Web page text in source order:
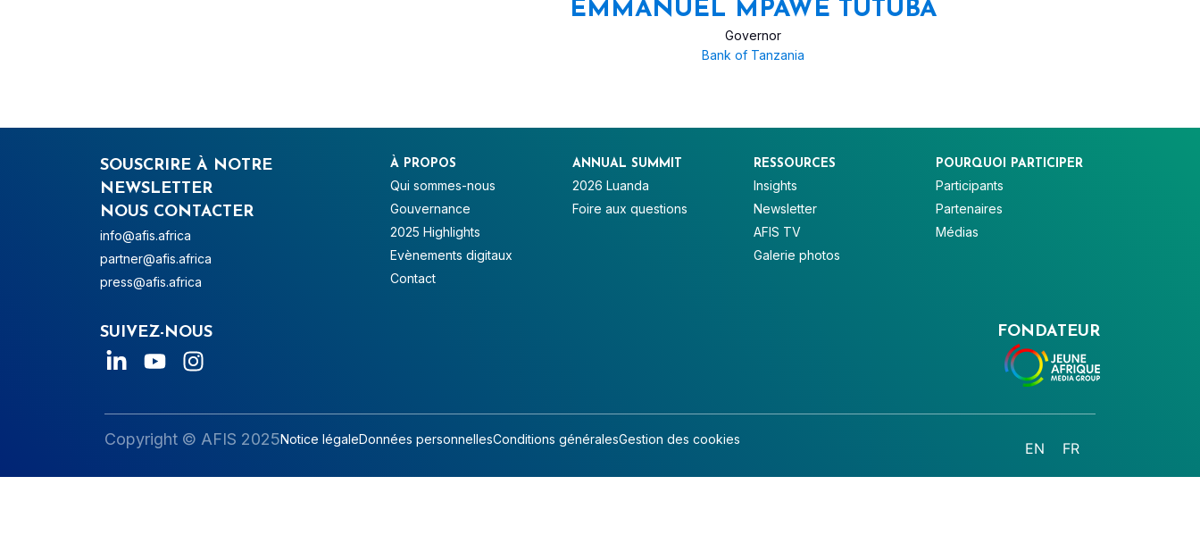
EMMANUEL MPAWE TUTUBA
Governor
Bank of Tanzania
SOUSCRIRE À NOTRE
NEWSLETTER
NOUS CONTACTER
info@afis.africa
partner@afis.africa
press@afis.africa
À PROPOS
Qui sommes-nous
Gouvernance
2025 Highlights
Evènements digitaux
Contact
ANNUAL SUMMIT
2026 Luanda
Foire aux questions
RESSOURCES
Insights
Newsletter
AFIS TV
Galerie photos
POURQUOI PARTICIPER
Participants
Partenaires
Médias
SUIVEZ-NOUS FONDATEUR
Copyright © AFIS 2025Notice légaleDonnées personnellesConditions généralesGestion des cookies
EN FR